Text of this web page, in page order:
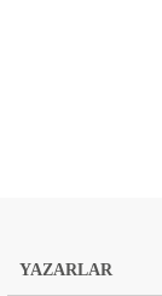
YAZARLAR